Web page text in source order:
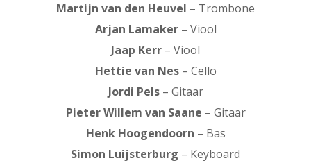
Martijn van den Heuvel – Trombone
Arjan Lamaker– Viool
Jaap Kerr – Viool
Hettie van Nes– Cello
Jordi Pels– Gitaar
Pieter Willem van Saane – Gitaar
Henk Hoogendoorn – Bas
Simon Luijsterburg – Keyboard